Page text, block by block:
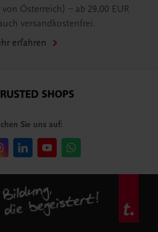
Österreich) – ab 29,00 EUR
versandkostenfrei.
erfahren
Sie uns auf: